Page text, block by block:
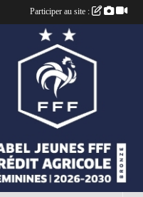
Participer au site :